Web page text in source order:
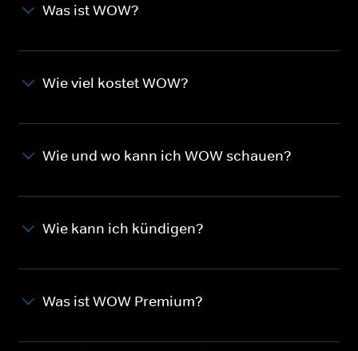
Was ist WOW?
Wie viel kostet WOW?
Wie und wo kann ich WOW schauen?
Wie kann ich kündigen?
Was ist WOW Premium?